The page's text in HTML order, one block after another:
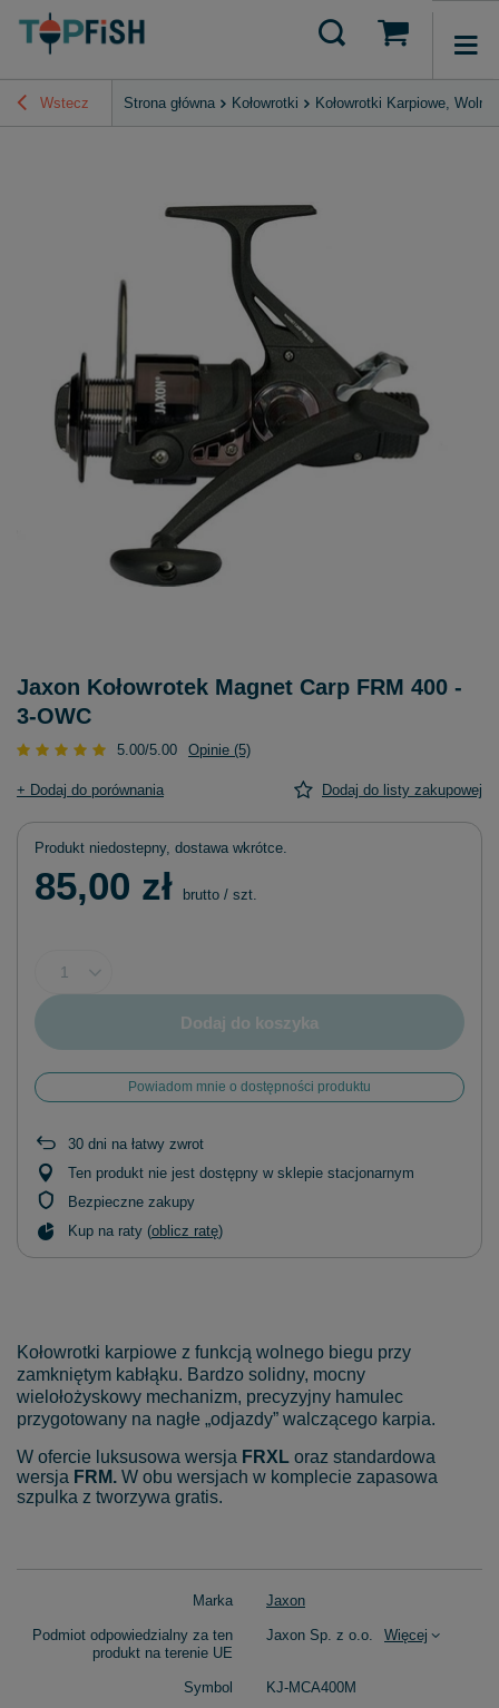
Wstecz Strona główna Kołowrotki Kołowrotki Karpiowe,
Jaxon Kołowrotek Magnet Carp FRM 400 -
3-OWC
5.00/5.00 Opinie (5)
+ Dodaj do porównania Dodaj do listy zakupowej
Produkt niedostepny, dostawa wkrótce
85,00 zł brutto / szt.
Dodaj do koszyka
Powiadom mnie o dostępności produktu
30 dni na łatwy zwrot
Ten produkt nie jest dostępny w sklepie stacjonarnym
Bezpieczne zakupy
Kup na raty (oblicz ratę)
Kołowrotki karpiowe z funkcją wolnego biegu przy
zamkniętym kabłąku. Bardzo solidny, mocny
wielołożyskowy mechanizm, precyzyjny hamulec
przygotowany na nagłe „odjazdy” walczącego karpia.
W ofercie luksusowa wersja FRXL oraz standardowa
wersja FRM. W obu wersjach w komplecie zapasowa
szpulka z tworzywa gratis.
Marka Jaxon
Podmiot odpowiedzialny za ten
produkt na terenie UE
Jaxon Sp. z o.o. Więcej
Symbol KJ-MCA400M